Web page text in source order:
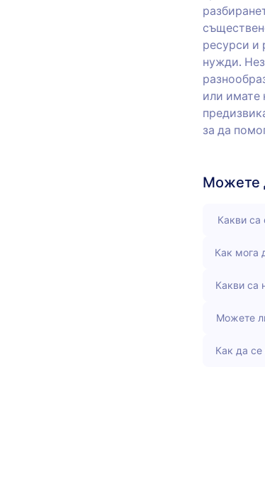
ресурси и
нужди.
или имате
за да
Можете
Какви са
Как мога
Какви са
Можете
Как да се